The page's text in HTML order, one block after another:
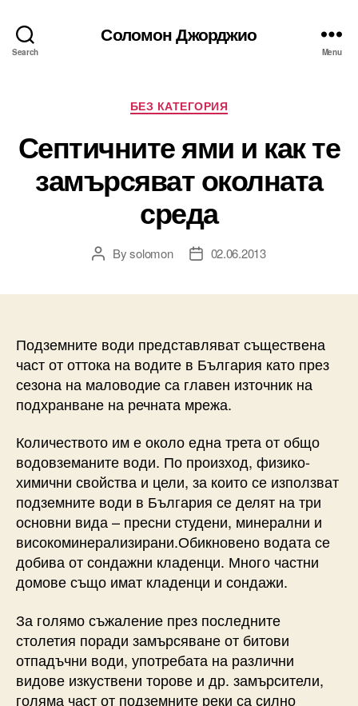
Search
Соломон Джорджио
Menu
Categories
БЕЗ КАТЕГОРИЯ
Септичните ями и как те
замърсяват околната
среда
PostBysolomon
Post02.06.2013
Подземните води представляват съществена
част от оттока на водите в България като през
сезона на маловодие са главен източник на
подхранване на речната мрежа.
Количеството им е около една трета от общо
водовземаните води. По произход, физико-
химични свойства и цели, за които се използват
подземните води в България се делят на три
основни вида – пресни студени, минерални и
високоминерализирани.Обикновено водата се
добива от сондажни кладенци. Много частни
домове също имат кладенци и сондажи.
За голямо съжаление през последните
столетия поради замърсяване от битови
отпадъчни води, употребата на различни
видове изкуствени торове и др. замърсители,
голяма част от подземните реки са силно